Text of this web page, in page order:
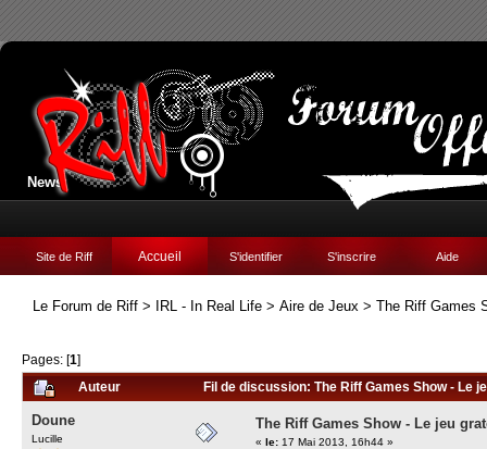
News:
Site de Riff Accueil S'identifier S'inscrire Aide
Le Forum de Riff > IRL - In Real Life > Aire de Jeux > The Riff Games
Pages: [1]
Auteur
Fil de discussion: The Riff Games Show - Le
Doune
Lucille
The Riff Games Show - Le jeu
« le: 17 Mai 2013, 16h44 »